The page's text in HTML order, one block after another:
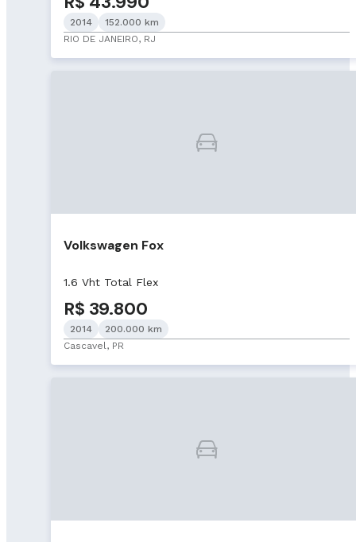
2014
152.000 km
RIO DE JANEIRO, RJ
Volkswagen Fox
1.6 Vht Total Flex
R$ 39.800
2014
200.000 km
Cascavel, PR